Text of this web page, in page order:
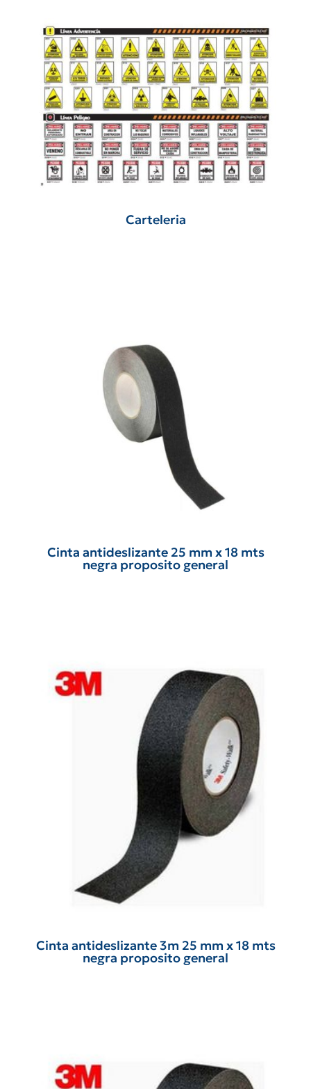
Carteleria
Cinta antideslizante 25 mm x 18 mts
negra proposito general
Cinta antideslizante 3m 25 mm x 18 mts
negra proposito general